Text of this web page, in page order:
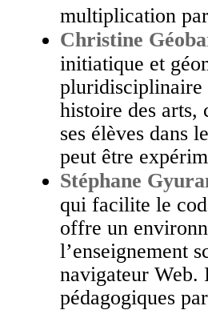
multiplication
Christine
initiatique et
pluridisciplinaire
histoire des arts,
ses élèves dans
peut être
Stéphane
qui facilite le
offre un
l’enseignement
navigateur Web.
pédagogiques